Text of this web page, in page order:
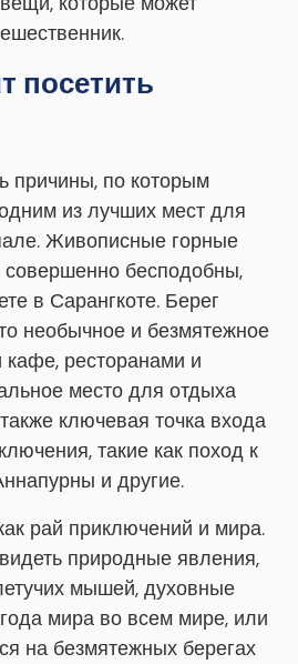
посетить
причины, по которым
из лучших мест для
Живописные горные
бесподобны,
в Сарангкоте. Берег
необычное и безмятежное
ресторанами и
место для отдыха
ключевая точка входа
такие как поход к
и другие.
рай приключений и мира.
природные явления,
мышей, духовные
мира во всем мире, или
на безмятежных берегах